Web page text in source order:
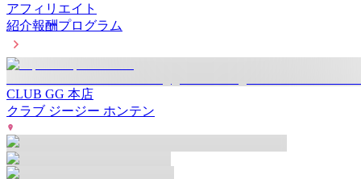
アフィリエイト
紹介報酬プログラム
CLUB GG 本店
クラブ ジージー ホンテン